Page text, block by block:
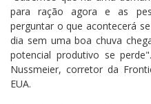
para ração agora e as
perguntar o que acontecerá
dia sem uma boa chuva
potencial produtivo se
Nussmeier, corretor da
EUA.